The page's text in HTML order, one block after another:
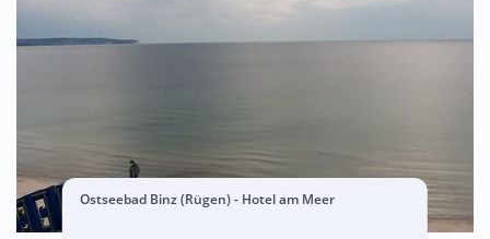
Ostseebad Binz (Rügen) - Hotel am Meer